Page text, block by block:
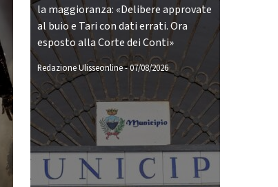
la maggioranza: «Delibere approvate
al buio e Tari con dati errati. Ora
esposto alla Corte dei Conti»
Redazione Ulisseonline-07/08/2026